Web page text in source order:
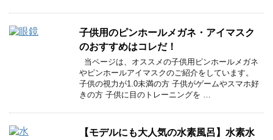
子供用のピンホールメガネ・アイマスク
のおすすめはコレだ！
当ページは、オススメの子供用ピンホールメガネ
やピンホールアイマスクのご紹介をしています。
子供の視力が1.0未満の方 子供がゲームやスマホ好
きの方 子供に目のトレーニングを …
【モデルにも大人気の水素風呂】水素水